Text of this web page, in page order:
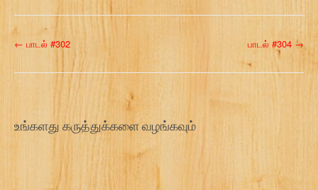
P
o
t
← பாடல் #302 பாடல் #304 →
உங்களது கருத்துக்களை வழங்கவும்